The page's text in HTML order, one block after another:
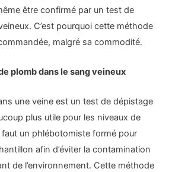
être confirmé par un test de
C’est pourquoi cette méthode
malgré sa commodité.
plomb dans le sang veineux
une veine est un test de dépistage
plus utile pour les niveaux de
faut un phlébotomiste formé pour
afin d’éviter la contamination
de l’environnement. Cette méthode